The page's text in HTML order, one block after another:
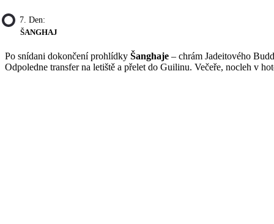
7. Den:
ŠANGHAJ
Po snídani dokončení prohlídky Šanghaje – chrám Jadeitového
Odpoledne transfer na letiště a přelet do Guilinu. Večeře, nocleh v